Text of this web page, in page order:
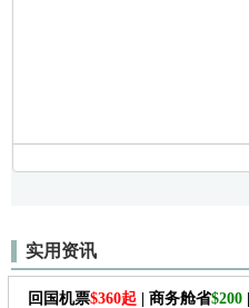
实用资讯
回国机票$360起 | 商务舱省$200